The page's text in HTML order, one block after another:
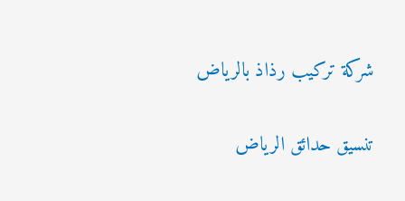
شركة تركيب رذاذ بالرياض
تنسيق حدائق الرياض